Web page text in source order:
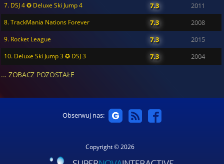
7. DSJ 4 ✪ Deluxe Ski Jump 4 7.3 2011
8. TrackMania Nations Forever 7.3 2008
9. Rocket League 7.3 2015
10. Deluxe Ski Jump 3 ✪ DSJ 3 7.3 2004
... ZOBACZ POZOSTAŁE
Obserwuj nas:
Copyright © 2026